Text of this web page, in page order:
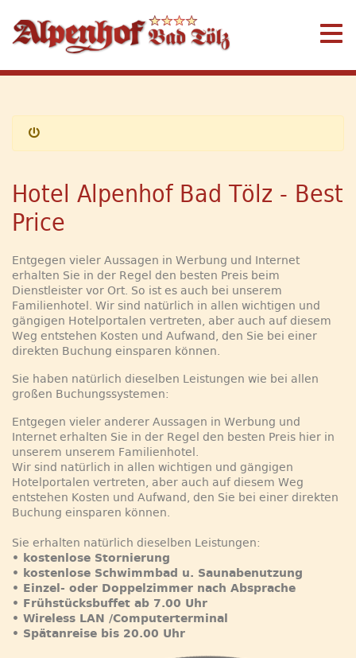
Hotel Alpenhof Bad Tölz - Best
Price
Entgegen vieler Aussagen in Werbung und Internet
erhalten Sie in der Regel den besten Preis beim
Dienstleister vor Ort. So ist es auch bei unserem
Familienhotel. Wir sind natürlich in allen wichtigen und
gängigen Hotelportalen vertreten, aber auch auf diesem
Weg entstehen Kosten und Aufwand, den Sie bei einer
direkten Buchung einsparen können.
Sie haben natürlich dieselben Leistungen wie bei allen
großen Buchungssystemen:
Entgegen vieler anderer Aussagen in Werbung und
Internet erhalten Sie in der Regel den besten Preis hier in
unserem unserem Familienhotel.
Wir sind natürlich in allen wichtigen und gängigen
Hotelportalen vertreten, aber auch auf diesem Weg
entstehen Kosten und Aufwand, den Sie bei einer direkten
Buchung einsparen können.
Sie erhalten natürlich dieselben Leistungen:
• kostenlose Stornierung
• kostenlose Schwimmbad u. Saunabenutzung
• Einzel- oder Doppelzimmer nach Absprache
• Frühstücksbuffet ab 7.00 Uhr
• Wireless LAN /Computerterminal
• Spätanreise bis 20.00 Uhr